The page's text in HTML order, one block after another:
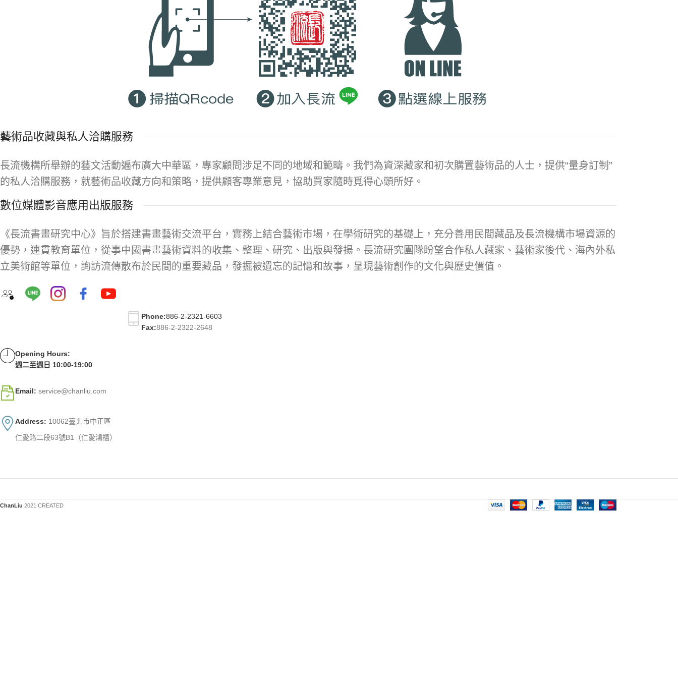
藝術品收藏與私人洽購服務
長流機構所舉辦的藝文活動遍布廣大中華區，專家顧問涉足不同的地域和範疇。我們為資深藏家和初次購置藝術品的人士，提供“量身訂制”
的私人洽購服務，就藝術品收藏方向和策略，提供顧客專業意見，協助買家隨時覓得心頭所好。
數位媒體影音應用出版服務
《長流書畫研究中心》旨於搭建書畫藝術交流平台，實務上結合藝術市場，在學術研究的基礎上，充分善用民間藏品及長流機構市場資源的
優勢，連貫教育單位，從事中國書畫藝術資料的收集、整理、研究、出版與發揚。長流研究團隊盼望合作私人藏家、藝術家後代、海內外私
立美術館等單位，詢訪流傳散布於民間的重要藏品，發掘被遺忘的記憶和故事，呈現藝術創作的文化與歷史價值。
Phone:886-2-2321-6603
Fax:886-2-2322-2648
Opening Hours:
週二至週日 10:00-19:00
Email: service@chanliu.com
Address: 10062臺北市中正區
仁愛路二段63號B1（仁愛鴻禧）
ChanLiu 2021 CREATED